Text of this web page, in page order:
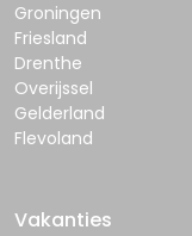
Groningen
Friesland
Drenthe
Overijssel
Gelderland
Flevoland
Vakanties